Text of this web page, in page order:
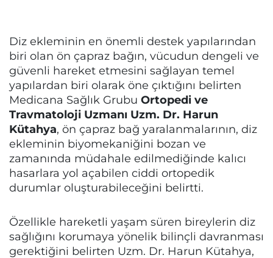
Diz ekleminin en önemli destek yapılarından
biri olan ön çapraz bağın, vücudun dengeli ve
güvenli hareket etmesini sağlayan temel
yapılardan biri olarak öne çıktığını belirten
Medicana Sağlık Grubu Ortopedi ve
Travmatoloji Uzmanı Uzm. Dr. Harun
Kütahya, ön çapraz bağ yaralanmalarının, diz
ekleminin biyomekaniğini bozan ve
zamanında müdahale edilmediğinde kalıcı
hasarlara yol açabilen ciddi ortopedik
durumlar oluşturabileceğini belirtti.
Özellikle hareketli yaşam süren bireylerin diz
sağlığını korumaya yönelik bilinçli davranması
gerektiğini belirten Uzm. Dr. Harun Kütahya,